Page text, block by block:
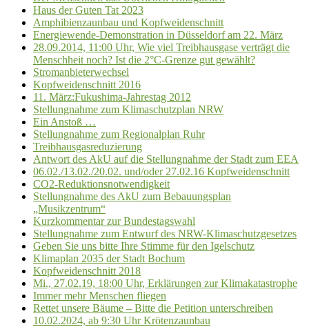
Haus der Guten Tat 2023
Amphibienzaunbau und Kopfweidenschnitt
Energiewende-Demonstration in Düsseldorf am 22. März
28.09.2014, 11:00 Uhr, Wie viel Treibhausgase verträgt die
Menschheit noch? Ist die 2°C-Grenze gut gewählt?
Stromanbieterwechsel
Kopfweidenschnitt 2016
11. März:Fukushima-Jahrestag 2012
Stellungnahme zum Klimaschutzplan NRW
Ein Anstoß …
Stellungnahme zum Regionalplan Ruhr
Treibhausgasreduzierung
Antwort des AkU auf die Stellungnahme der Stadt zum EEA
06.02./13.02./20.02. und/oder 27.02.16 Kopfweidenschnitt
CO2-Reduktionsnotwendigkeit
Stellungnahme des AkU zum Bebauungsplan
„Musikzentrum“
Kurzkommentar zur Bundestagswahl
Stellungnahme zum Entwurf des NRW-Klimaschutzgesetzes
Geben Sie uns bitte Ihre Stimme für den Igelschutz
Klimaplan 2035 der Stadt Bochum
Kopfweidenschnitt 2018
Mi., 27.02.19, 18:00 Uhr, Erklärungen zur Klimakatastrophe
Immer mehr Menschen fliegen
Rettet unsere Bäume – Bitte die Petition unterschreiben
10.02.2024, ab 9:30 Uhr Krötenzaunbau